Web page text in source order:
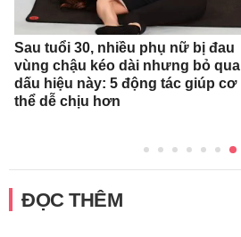
Sau tuổi 30, nhiều phụ nữ bị đau
vùng chậu kéo dài nhưng bỏ qua
dấu hiệu này: 5 động tác giúp cơ
thể dễ chịu hơn
ĐỌC THÊM